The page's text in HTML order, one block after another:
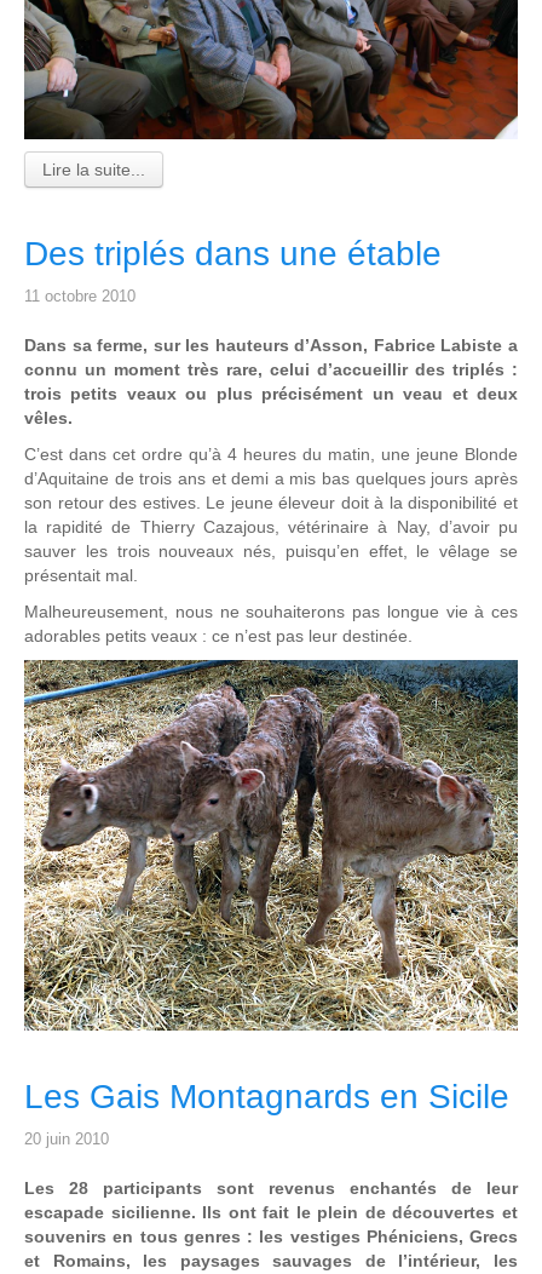
Lire la suite...
Des triplés dans une étable
11 octobre 2010
Dans sa ferme, sur les hauteurs d’Asson, Fabrice Labiste a
connu un moment très rare, celui d’accueillir des triplés :
trois petits veaux ou plus précisément un veau et deux
vêles.
C’est dans cet ordre qu’à 4 heures du matin, une jeune Blonde
d’Aquitaine de trois ans et demi a mis bas quelques jours après
son retour des estives. Le jeune éleveur doit à la disponibilité et
la rapidité de Thierry Cazajous, vétérinaire à Nay, d’avoir pu
sauver les trois nouveaux nés, puisqu’en effet, le vêlage se
présentait mal.
Malheureusement, nous ne souhaiterons pas longue vie à ces
adorables petits veaux : ce n’est pas leur destinée.
Les Gais Montagnards en Sicile
20 juin 2010
Les 28 participants sont revenus enchantés de leur
escapade sicilienne. Ils ont fait le plein de découvertes et
souvenirs en tous genres : les vestiges Phéniciens, Grecs
et Romains, les paysages sauvages de l’intérieur, les